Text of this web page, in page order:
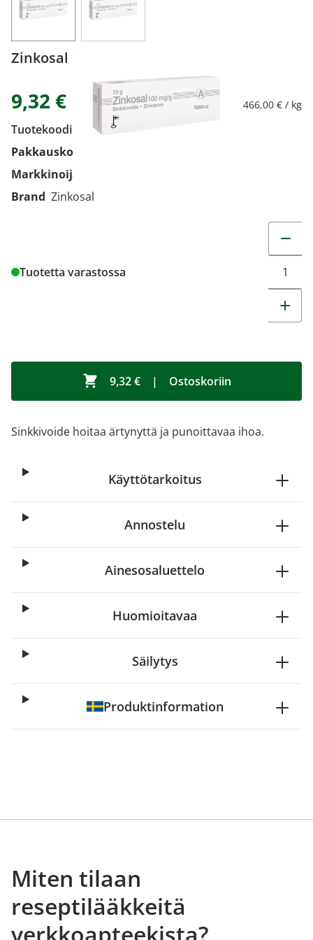
Zinkosal 100 mg/g 20 g
9,32 € 466,00 € / kg
Tuotekoodi
9207074
Pakkauskoko
Markkinoija
Brand Zinkosal
Tuotetta varastossa
9,32 € | Ostoskoriin
Sinkkivoide hoitaa ärtynyttä ja punoittavaa ihoa.
Käyttötarkoitus
Annostelu
Ainesosaluettelo
Huomioitavaa
Säilytys
Produktinformation
Miten tilaan
reseptilääkkeitä